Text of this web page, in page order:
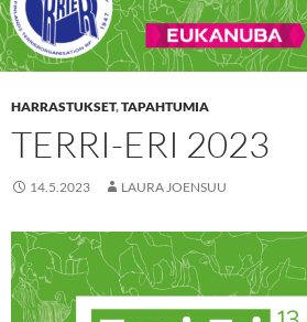
HARRASTUKSET,TAPAHTUMIA
TERRI-ERI 2023
14.5.2023 LAURA JOENSUU